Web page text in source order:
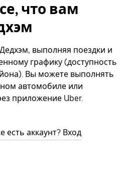
что вам
выполняя поездки и
графику (доступность
Вы можете выполнять
автомобиле или
приложение Uber.
есть аккаунт? Вход